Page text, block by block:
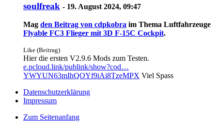
soulfreak - 19. August 2024, 09:47
Mag den Beitrag von cdpkobra im Thema Luftfahrzeuge
Flyable FC3 Flieger mit 3D F-15C Cockpit.
Like (Beitrag)
Hier die ersten V2.9.6 Mods zum Testen.
e.pcloud.link/publink/show?cod…
YWYUN63mIhQOYf9iAi8TzeMPX Viel Spass
Datenschutzerklärung
Impressum
Zum Seitenanfang